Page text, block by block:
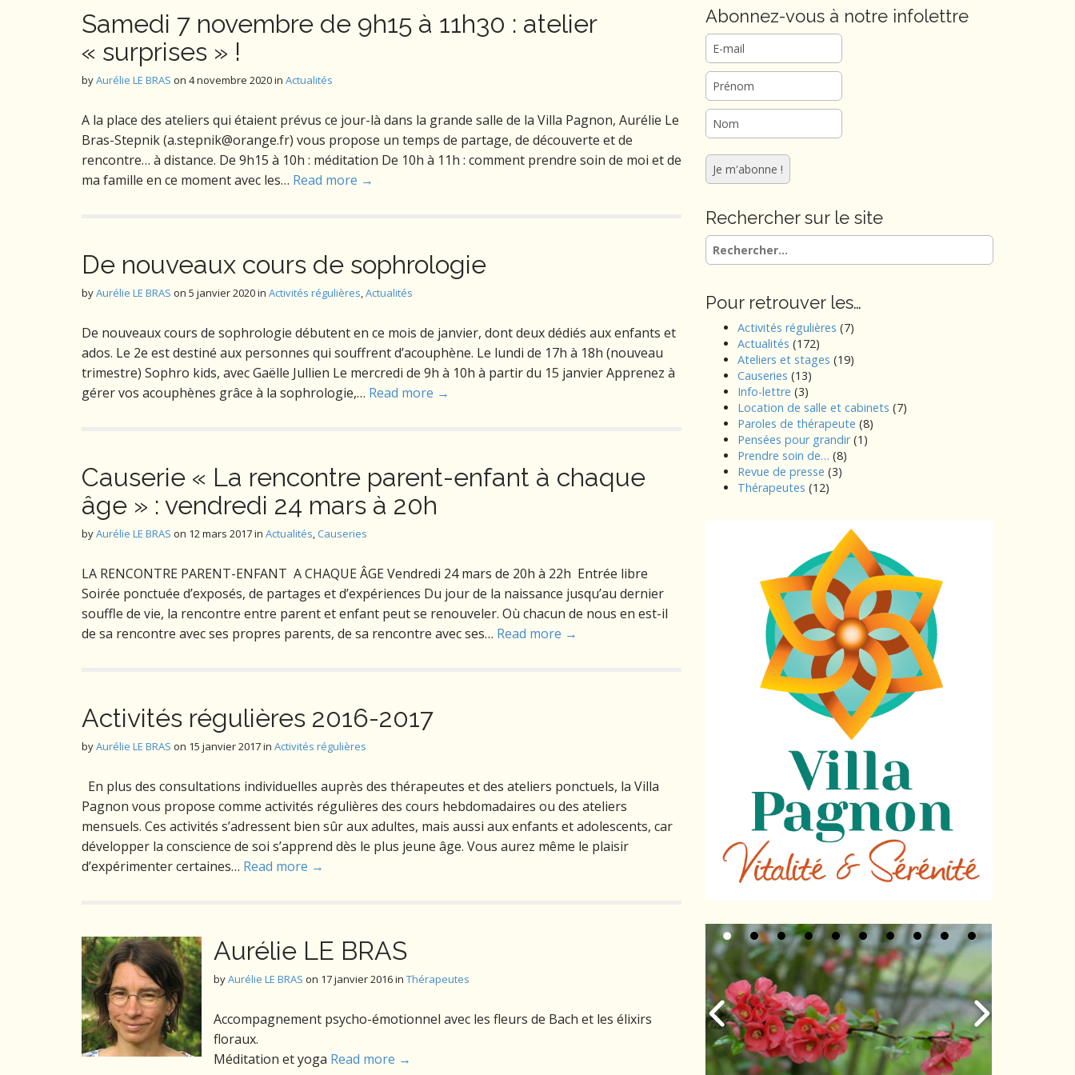
Samedi 7 novembre de 9h15 à 11h30 : atelier
« surprises » !
byAurélie LE BRAS on 4 novembre 2020in Actualités
A la place des ateliers qui étaient prévus ce jour-là dans la grande salle de la Villa Pagnon, Aurélie Le
Bras-Stepnik (a.stepnik@orange.fr) vous propose un temps de partage, de découverte et de
rencontre… à distance. De 9h15 à 10h : méditation De 10h à 11h : comment prendre soin de moi et de
ma famille en ce moment avec les… Read more →
De nouveaux cours de sophrologie
byAurélie LE BRAS on 5 janvier 2020in Activités régulières,Actualités
De nouveaux cours de sophrologie débutent en ce mois de janvier, dont deux dédiés aux enfants et
ados. Le 2e est destiné aux personnes qui souffrent d’acouphène. Le lundi de 17h à 18h (nouveau
trimestre) Sophro kids, avec Gaëlle Jullien Le mercredi de 9h à 10h à partir du 15 janvier Apprenez à
gérer vos acouphènes grâce à la sophrologie,… Read more →
Causerie « La rencontre parent-enfant à chaque
âge » : vendredi 24 mars à 20h
byAurélie LE BRAS on 12 mars 2017in Actualités, Causeries
LA RENCONTRE PARENT-ENFANT A CHAQUE ÂGE Vendredi 24 mars de 20h à 22h Entrée libre
Soirée ponctuée d’exposés, de partages et d’expériences Du jour de la naissance jusqu’au dernier
souffle de vie, la rencontre entre parent et enfant peut se renouveler. Où chacun de nous en est-il
de sa rencontre avec ses propres parents, de sa rencontre avec ses… Read more →
Activités régulières 2016-2017
byAurélie LE BRAS on 15 janvier 2017in Activités régulières
En plus des consultations individuelles auprès des thérapeutes et des ateliers ponctuels, la Villa
Pagnon vous propose comme activités régulières des cours hebdomadaires ou des ateliers
mensuels. Ces activités s’adressent bien sûr aux adultes, mais aussi aux enfants et adolescents, car
développer la conscience de soi s’apprend dès le plus jeune âge. Vous aurez même le plaisir
d’expérimenter certaines… Read more →
Aurélie LE BRAS
byAurélie LE BRAS on 17 janvier 2016in Thérapeutes
Accompagnement psycho-émotionnel avec les fleurs de Bach et les élixirs
floraux.
Méditation et yoga Read more →
Abonnez-vous à notre infolettre
Rechercher sur le site
Rechercher :
Pour retrouver les…
Activités régulières (7)
Actualités (172)
Ateliers et stages (19)
Causeries (13)
Info-lettre (3)
Location de salle et cabinets (7)
Paroles de thérapeute (8)
Pensées pour grandir(1)
Prendre soin de… (8)
Revue de presse (3)
Thérapeutes (12)